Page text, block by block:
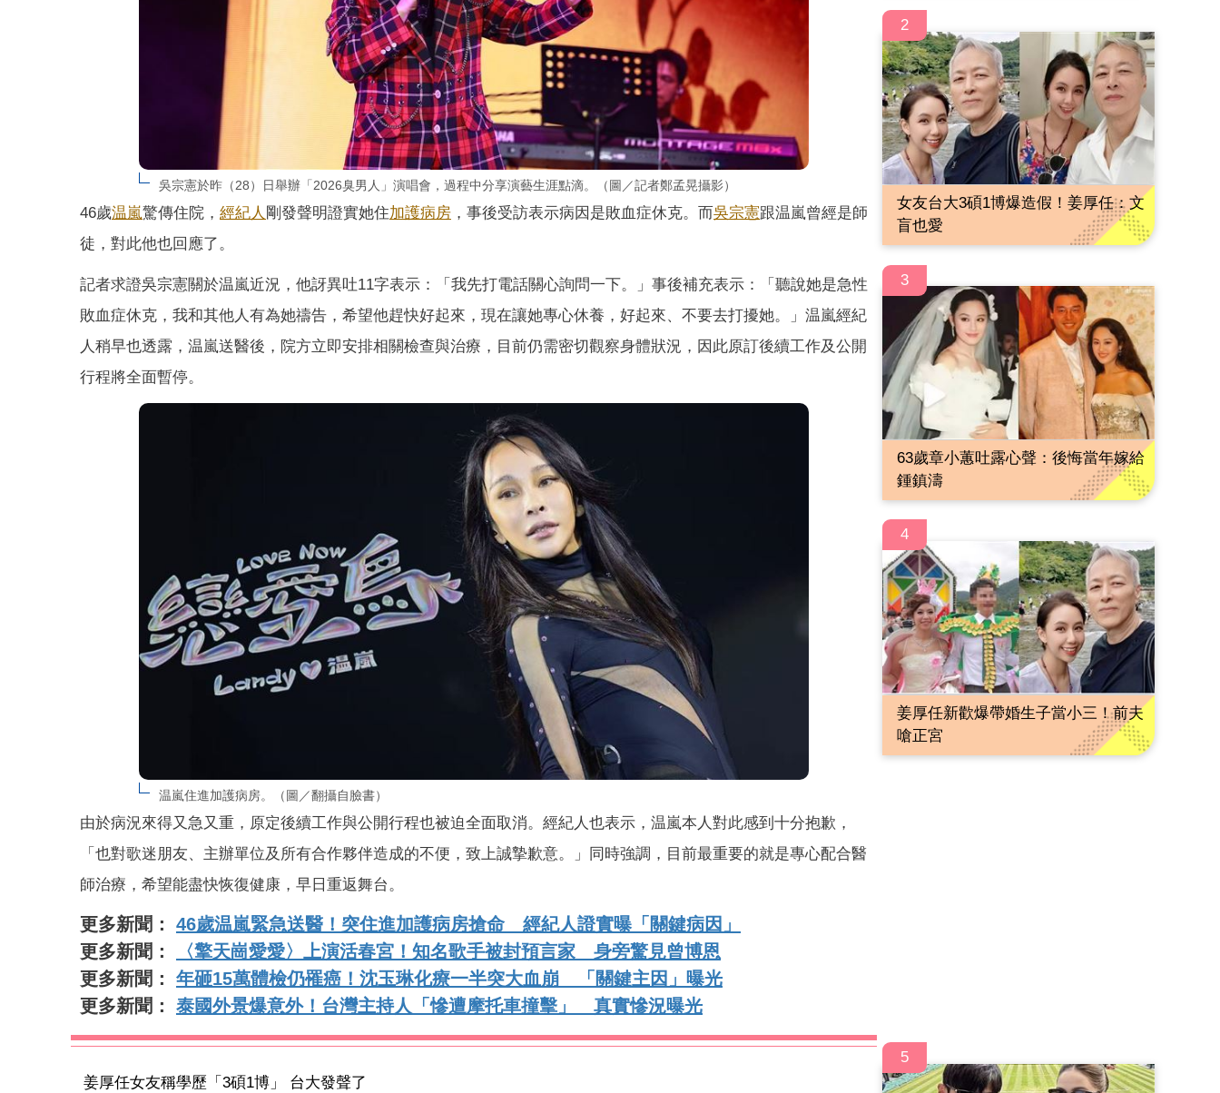
吳宗憲於昨（28）日舉辦「2026臭男人」演唱會，過程中分享演藝生涯點滴。（圖／記者鄭孟晃攝影）
46歲温嵐驚傳住院， 經紀人 剛發聲明證實她住加護病房 ，事後受訪表示病因是敗血症休克。而吳宗憲跟温嵐曾經是師
徒，對此他也回應了。
記者求證吳宗憲關於温嵐近況，他訝異吐11字表示：「我先打電話關心詢問一下。」事後補充表示：「聽說她是急性
敗血症休克，我和其他人有為她禱告，希望他趕快好起來，現在讓她專心休養，好起來、不要去打擾她。」温嵐經紀
人稍早也透露，温嵐送醫後，院方立即安排相關檢查與治療，目前仍需密切觀察身體狀況，因此原訂後續工作及公開
行程將全面暫停。
温嵐住進加護病房。（圖／翻攝自臉書）
由於病況來得又急又重，原定後續工作與公開行程也被迫全面取消。經紀人也表示，温嵐本人對此感到十分抱歉，
「也對歌迷朋友、主辦單位及所有合作夥伴造成的不便，致上誠摯歉意。」同時強調，目前最重要的就是專心配合醫
師治療，希望能盡快恢復健康，早日重返舞台。
更多新聞： 46歲温嵐緊急送醫！突住進加護病房搶命 經紀人證實曝「關鍵病因」
更多新聞：
〈擎天崗愛愛〉上演活春宮！知名歌手被封預言家 身旁驚見曾博恩
更多新聞： 年砸15萬體檢仍罹癌！沈玉琳化療一半突大血崩 「關鍵主因」曝光
更多新聞： 泰國外景爆意外！台灣主持人「慘遭摩托車撞擊」 真實慘況曝光
姜厚任女友稱學歷「3碩1博」 台大發聲了
2
女友台大3碩1博爆造假！姜厚任：文
盲也愛
3
63歲章小蕙吐露心聲：後悔當年嫁給
鍾鎮濤
4
姜厚任新歡爆帶婚生子當小三！前夫
嗆正宮
5